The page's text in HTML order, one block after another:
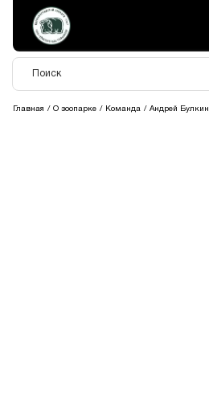
Главная О зоопарке Команда Андрей Булкин